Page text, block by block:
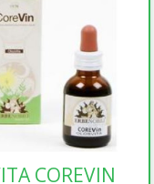
COREVIN